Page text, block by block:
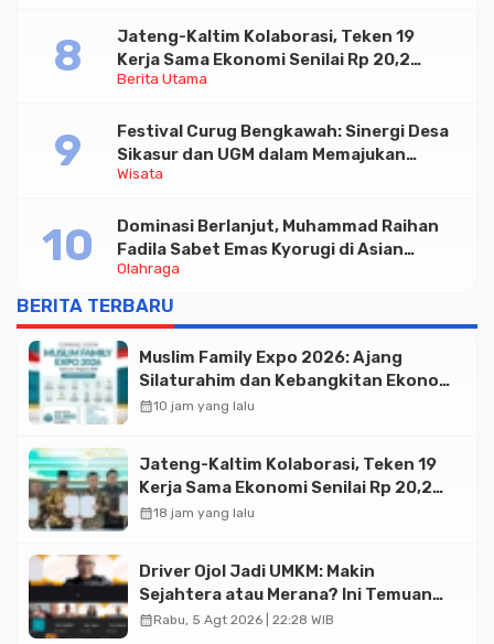
Berita Utama
Jateng-Kaltim Kolaborasi, Teken 19
Kerja Sama Ekonomi Senilai Rp 20,2
Triliun
Wisata
Festival Curug Bengkawah: Sinergi Desa
Sikasur dan UGM dalam Memajukan
Wisata serta UMKM Lokal
Olahraga
Dominasi Berlanjut, Muhammad Raihan
Fadila Sabet Emas Kyorugi di Asian
Taekwondo Indonesia Open 2026
BERITA TERBARU
Muslim Family Expo 2026: Ajang
Silaturahim dan Kebangkitan Ekonomi
Halal di Jakarta
calendar_month10 jam yang lalu
Jateng-Kaltim Kolaborasi, Teken 19
Kerja Sama Ekonomi Senilai Rp 20,2
Triliun
calendar_month18 jam yang lalu
Driver Ojol Jadi UMKM: Makin
Sejahtera atau Merana? Ini Temuan
Diskusi Paramadina
calendar_monthRabu, 5 Agt 2026 | 22:28 WIB